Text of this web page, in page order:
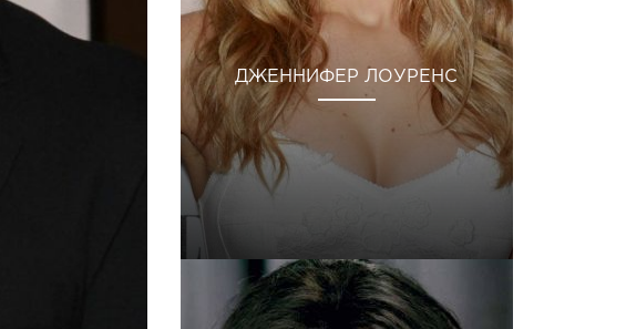
ДЖЕННИФЕР ЛОУРЕНС